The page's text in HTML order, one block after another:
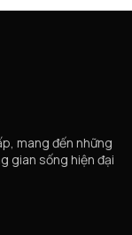
mang đến những
gian sống hiện đại